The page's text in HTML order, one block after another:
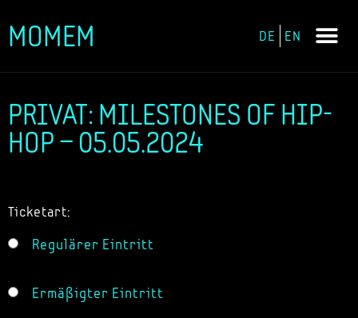
Zum
MOMEM DE EN
PRIVAT: MILESTONES OF HIP-
HOP – 05.05.2024
Ticketart:
Regulärer Eintritt
Ermäßigter Eintritt